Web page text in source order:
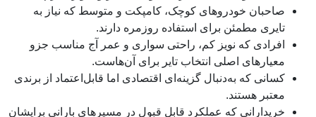
صاحبان خودروهای کوچک، کامپکت و متوسط که نیاز به
تایری مطمئن برای استفاده روزمره دارند.
افرادی که نویز کم، راحتی سواری و عمر آج مناسب جزو
معیارهای اصلی انتخاب تایر برای آن‌هاست.
کسانی که به‌دنبال گزینه‌ای اقتصادی اما قابل‌اعتماد از برندی
معتبر هستند.
خریدارانی که عملکرد قابل قبول در مسیرهای بارانی برایشان